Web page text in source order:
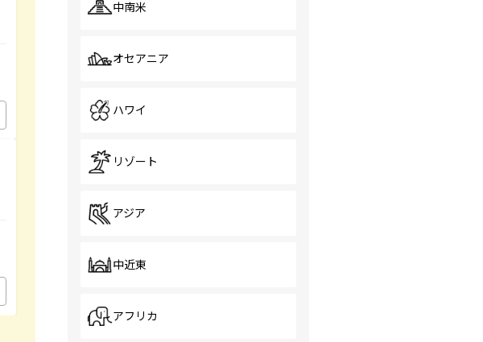
中南米
オセアニア
ハワイ
リゾート
アジア
中近東
アフリカ